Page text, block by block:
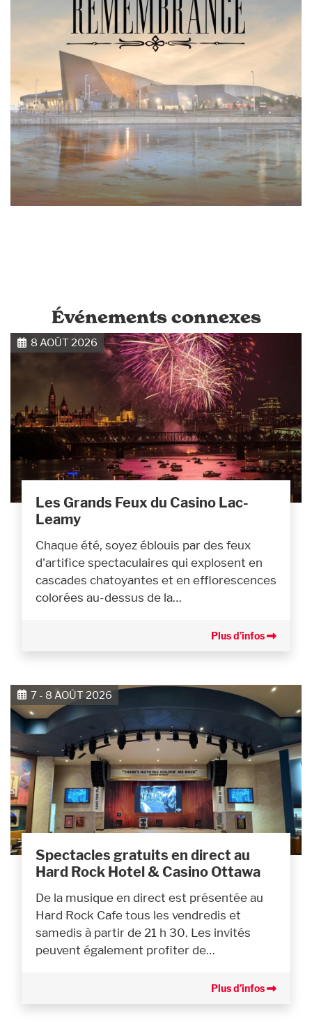
Événements connexes
8 AOÛT 2026
Les Grands Feux du Casino Lac-
Leamy
Chaque été, soyez éblouis par des feux
d'artifice spectaculaires qui explosent en
cascades chatoyantes et en efflorescences
colorées au-dessus de la…
Plus d’infos
7 - 8 AOÛT 2026
Spectacles gratuits en direct au
Hard Rock Hotel & Casino Ottawa
De la musique en direct est présentée au
Hard Rock Cafe tous les vendredis et
samedis à partir de 21 h 30. Les invités
peuvent également profiter de…
Plus d’infos